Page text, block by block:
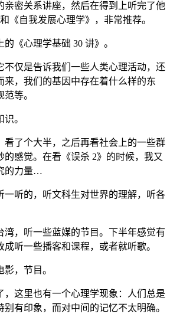
亲密关系讲座，然后在得到上听完了他
《自我发展心理学》，非常推荐。
《心理学基础 30 讲》。
不仅是告诉我们一些人类心理活动，还
来，我们的基因中存在着什么样的东
等。
。
看了个大半，之后再看社会上的一些群
的感觉。在看《误杀 2》的时候，我又
的力量…
一听的，听文科生对世界的理解，听各
湾，听一些蓝媒的节目。下半年感觉有
听一些播客和课程，或者就听歌。
，节目。
，这里也有一个心理学现象：人们总是
有印象，而对中间的记忆不太明确。